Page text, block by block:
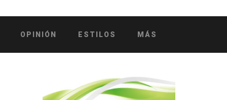
OPINIÓN ESTILOS MÁS